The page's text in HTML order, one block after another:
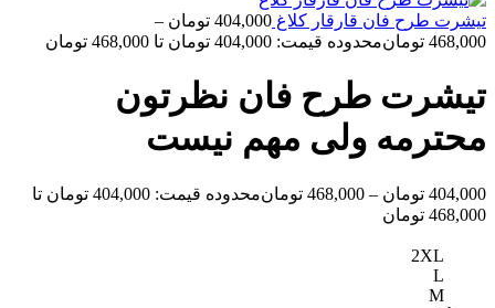
تیشرت طرح فان قارقار کلاغ 404,000 تومان –
468,000 تومانمحدوده قیمت: 404,000 تومان تا 468,000 تومان
تیشرت طرح فان نظرتون
محترمه ولی مهم نیست
404,000 تومان –
468,000 تومان
محدوده قیمت: 404,000 تومان تا
468,000 تومان
2XL
L
M